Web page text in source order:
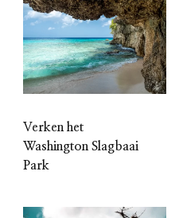
Verken het
Washington Slagbaai
Park